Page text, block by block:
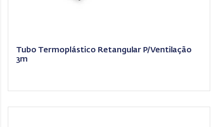
Tubo Termoplástico Retangular P/Ventilação
3m